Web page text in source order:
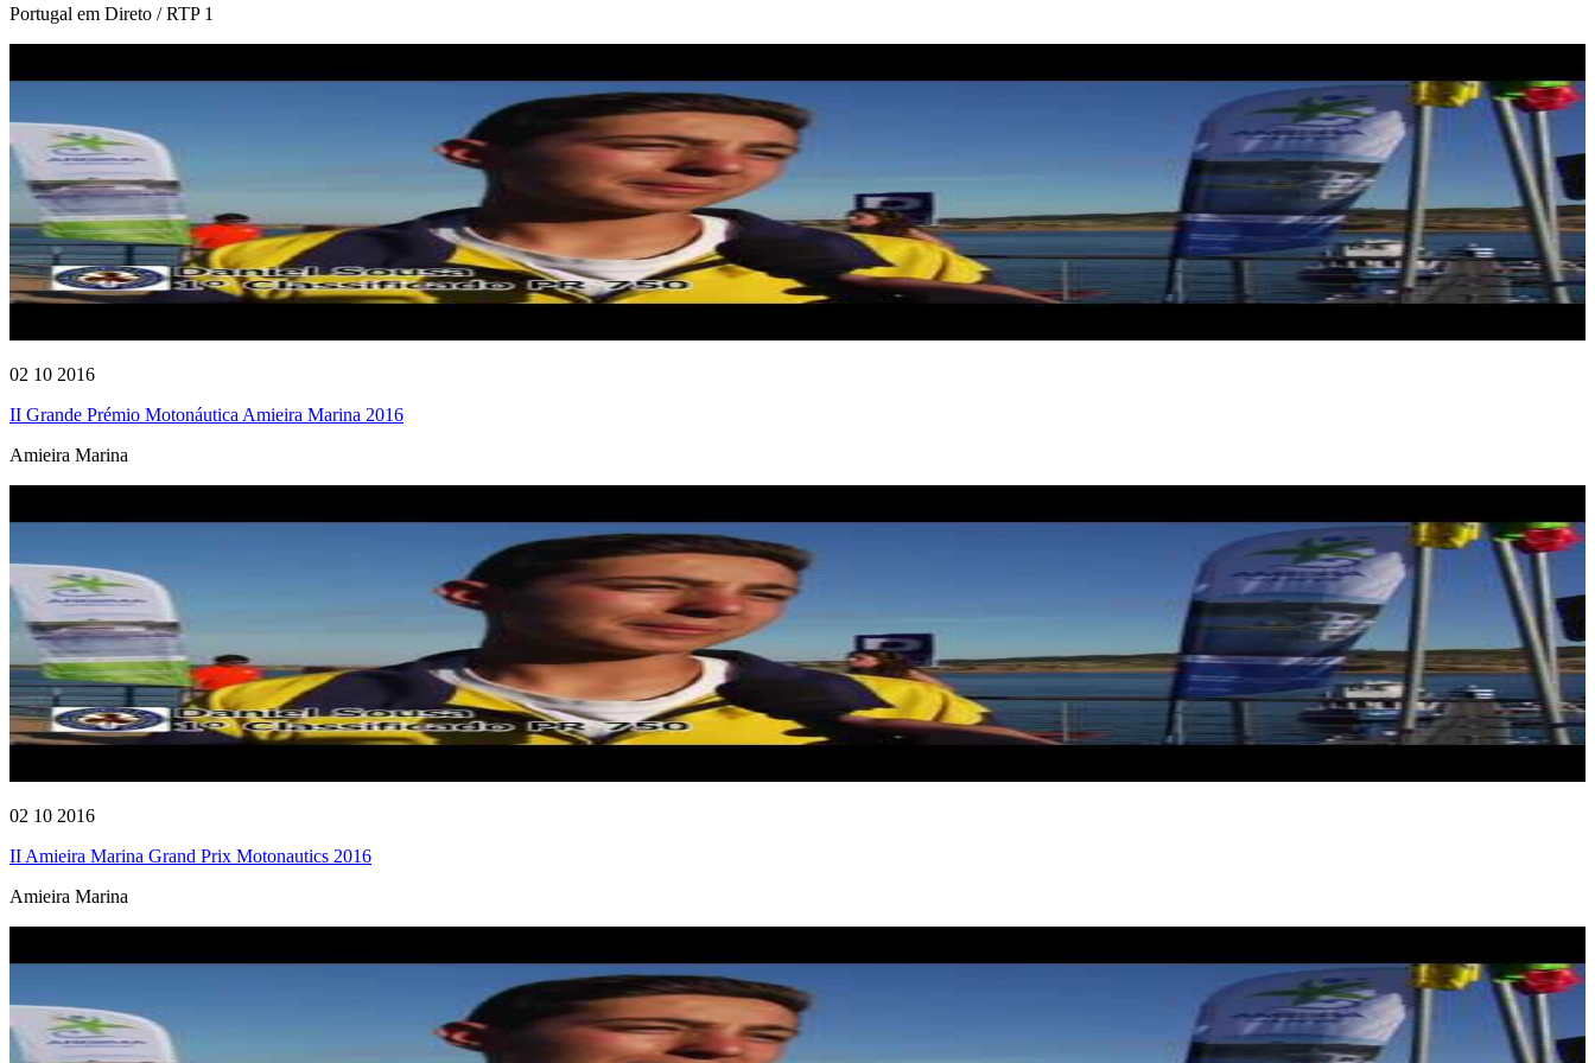
Portugal em Direto / RTP 1
02 10 2016
II Grande Prémio Motonáutica Amieira Marina 2016
Amieira Marina
02 10 2016
II Amieira Marina Grand Prix Motonautics 2016
Amieira Marina